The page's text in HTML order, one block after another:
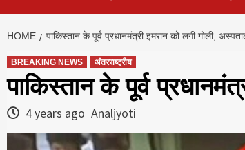
HOME पाकिस्तान के पूर्व प्रधानमंत्री इमरान को लगी गोली,
BREAKING NEWS अंतरराष्ट्रीय
पाकिस्तान के पूर्व
4 years ago Analjyoti